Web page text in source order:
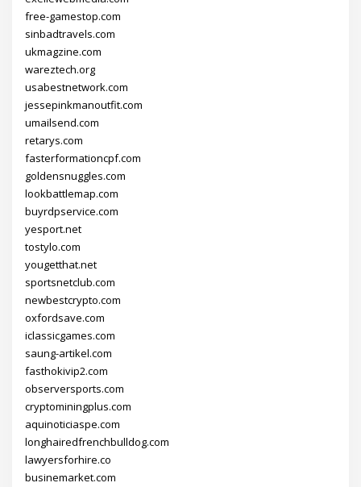
free-gamestop.com
sinbadtravels.com
ukmagzine.com
wareztech.org
usabestnetwork.com
jessepinkmanoutfit.com
umailsend.com
retarys.com
fasterformationcpf.com
goldensnuggles.com
lookbattlemap.com
buyrdpservice.com
yesport.net
tostylo.com
yougetthat.net
sportsnetclub.com
newbestcrypto.com
oxfordsave.com
iclassicgames.com
saung-artikel.com
fasthokivip2.com
observersports.com
cryptominingplus.com
aquinoticiaspe.com
longhairedfrenchbulldog.com
lawyersforhire.co
businemarket.com